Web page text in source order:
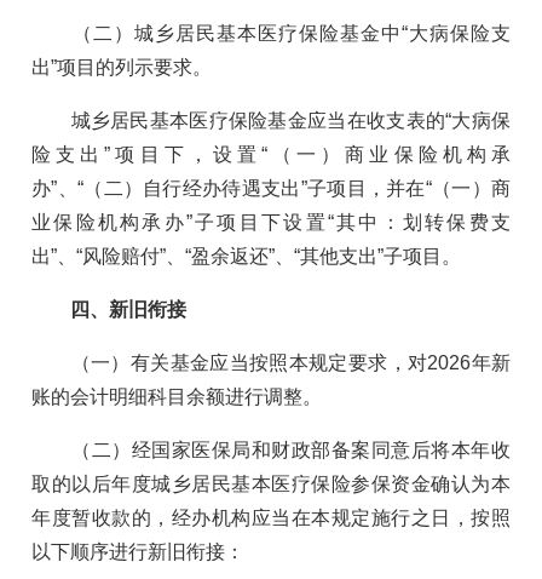
（二）城乡居民基本医疗保险基金中“大病保险支
出”项目的列示要求。
城乡居民基本医疗保险基金应当在收支表的“大病保
险支出”项目下，设置“（一）商业保险机构承
办”、“（二）自行经办待遇支出”子项目，并在“（一）商
业保险机构承办”子项目下设置“其中：划转保费支
出”、“风险赔付”、“盈余返还”、“其他支出”子项目。
四、新旧衔接
（一）有关基金应当按照本规定要求，对2026年新
账的会计明细科目余额进行调整。
（二）经国家医保局和财政部备案同意后将本年收
取的以后年度城乡居民基本医疗保险参保资金确认为本
年度暂收款的，经办机构应当在本规定施行之日，按照
以下顺序进行新旧衔接：